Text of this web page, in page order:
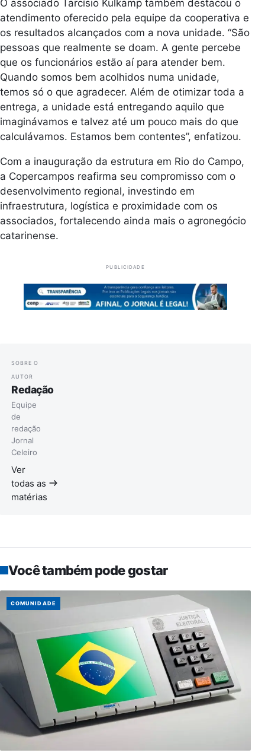
O associado Tarcísio Kulkamp também destacou o
atendimento oferecido pela equipe da cooperativa e
os resultados alcançados com a nova unidade. “São
pessoas que realmente se doam. A gente percebe
que os funcionários estão aí para atender bem.
Quando somos bem acolhidos numa unidade,
temos só o que agradecer. Além de otimizar toda a
entrega, a unidade está entregando aquilo que
imaginávamos e talvez até um pouco mais do que
calculávamos. Estamos bem contentes”, enfatizou.
Com a inauguração da estrutura em Rio do Campo,
a Copercampos reafirma seu compromisso com o
desenvolvimento regional, investindo em
infraestrutura, logística e proximidade com os
associados, fortalecendo ainda mais o agronegócio
catarinense.
PUBLICIDADE
SOBRE O
AUTOR
Redação
Equipe
de
redação
Jornal
Celeiro
Ver
todas as
matérias
Você também pode gostar
COMUNIDADE